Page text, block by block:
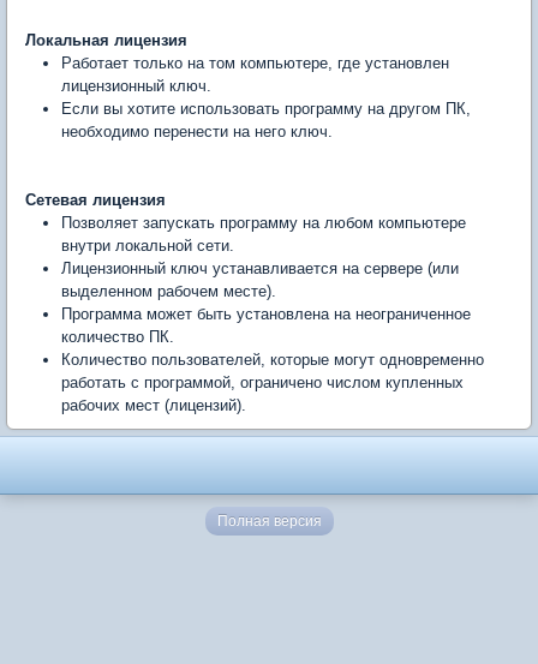
Локальная лицензия
Работает только на том компьютере, где установлен
лицензионный ключ.
Если вы хотите использовать программу на другом ПК,
необходимо перенести на него ключ.
Сетевая лицензия
Позволяет запускать программу на любом компьютере
внутри локальной сети.
Лицензионный ключ устанавливается на сервере (или
выделенном рабочем месте).
Программа может быть установлена на неограниченное
количество ПК.
Количество пользователей, которые могут одновременно
работать с программой, ограничено числом купленных
рабочих мест (лицензий).
Полная версия